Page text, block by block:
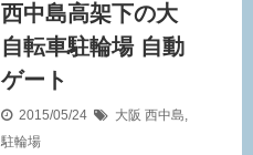
西中島高架下の大
自転車駐輪場 自動
ゲート
2015/05/24 大阪 西中島,
駐輪場